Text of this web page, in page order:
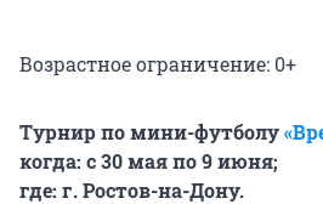
Возрастное ограничение: 0+
Турнир по мини-футболу
когда: с 30 мая по 9 июня;
где: г. Ростов-на-Дону.